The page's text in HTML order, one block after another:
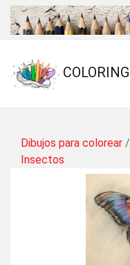
COLORING
Dibujos para colorear /
Insectos